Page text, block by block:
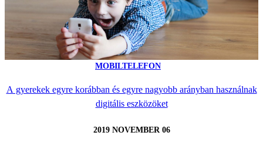
MOBILTELEFON
A gyerekek egyre korábban és egyre nagyobb arányban használnak
digitális eszközöket
2019 NOVEMBER 06